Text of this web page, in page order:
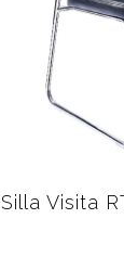
Silla Visita